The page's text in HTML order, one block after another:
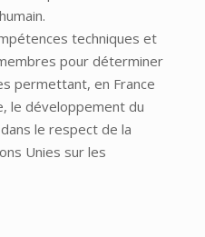
techniques et
pour déterminer
permettant, en France
le développement du
le respect de la
Unies sur les